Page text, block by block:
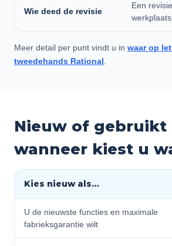
Wie deed de revisie
Een
Meer detail per punt vindt u in waar op
tweedehands Rational
Nieuw of gebruikt
wanneer kiest u
Kies nieuw als…
U de nieuwste functies en maximale
fabrieksgarantie wilt